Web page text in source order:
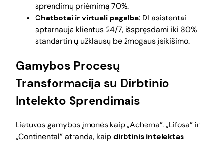
sprendimų priėmimą 70%.
Chatbotai ir virtuali pagalba: DI asistentai
aptarnauja klientus 24/7, išspręsdami iki 80%
standartinių užklausų be žmogaus įsikišimo.
Gamybos Procesų
Transformacija su Dirbtinio
Intelekto Sprendimais
Lietuvos gamybos įmonės kaip „Achema”, „Lifosa” ir
„Continental” atranda, kaipdirbtinis intelektas